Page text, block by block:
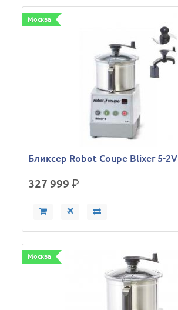
Москва
Бликсер Robot Coupe Blixer 5-2V
327 999р.
Москва